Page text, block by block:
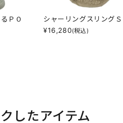
ＰＯ
シャーリングスリングＳ
¥16,280(税込)
したアイテム